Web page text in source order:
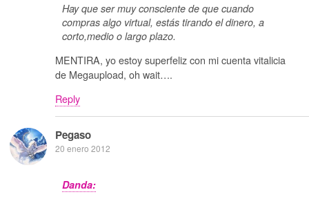
Hay que ser muy consciente de que cuando
compras algo virtual, estás tirando el dinero, a
corto,medio o largo plazo.
MENTIRA, yo estoy superfeliz con mi cuenta vitalicia
de Megaupload, oh wait….
Reply
Pegaso
20 enero 2012
Danda: